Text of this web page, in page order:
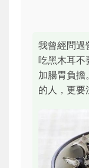
我曾經問過
吃黑木耳不
加腸胃負擔
的人，更要